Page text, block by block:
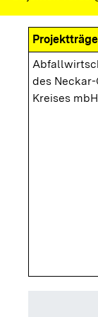
des
Kreises